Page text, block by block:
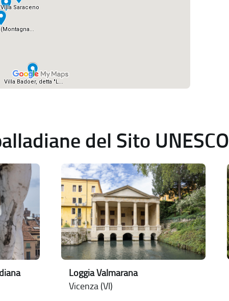
del Sito UNESCO
Loggia Valmarana
Vicenza (VI)